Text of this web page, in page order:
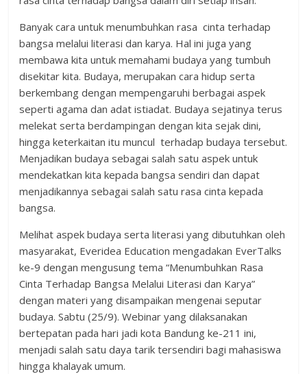
Banyak cara untuk menumbuhkan rasa cinta terhadap
bangsa melalui literasi dan karya. Hal ini juga yang
membawa kita untuk memahami budaya yang tumbuh
disekitar kita. Budaya, merupakan cara hidup serta
berkembang dengan mempengaruhi berbagai aspek
seperti agama dan adat istiadat. Budaya sejatinya terus
melekat serta berdampingan dengan kita sejak dini,
hingga keterkaitan itu muncul terhadap budaya tersebut.
Menjadikan budaya sebagai salah satu aspek untuk
mendekatkan kita kepada bangsa sendiri dan dapat
menjadikannya sebagai salah satu rasa cinta kepada
bangsa.
Melihat aspek budaya serta literasi yang dibutuhkan oleh
masyarakat, Everidea Education mengadakan EverTalks
ke-9 dengan mengusung tema “Menumbuhkan Rasa
Cinta Terhadap Bangsa Melalui Literasi dan Karya”
dengan materi yang disampaikan mengenai seputar
budaya. Sabtu (25/9). Webinar yang dilaksanakan
bertepatan pada hari jadi kota Bandung ke-211 ini,
menjadi salah satu daya tarik tersendiri bagi mahasiswa
hingga khalayak umum.